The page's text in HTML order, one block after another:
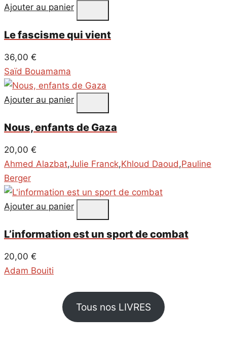
Ajouter au panier
Le fascisme qui vient
36,00 €
Saïd Bouamama
Ajouter au panier
Nous, enfants de Gaza
20,00 €
Ahmed Alazbat,Julie Franck,Khloud Daoud,Pauline
Berger
Ajouter au panier
L’information est un sport de combat
20,00 €
Adam Bouiti
Tous nos LIVRES